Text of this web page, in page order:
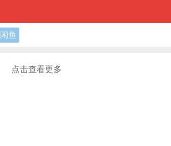
闲鱼
点击查看更多